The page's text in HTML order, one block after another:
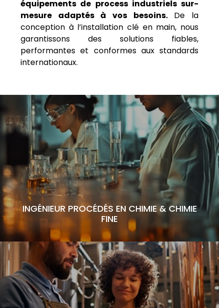
équipements de process industriels sur-
mesure adaptés à vos besoins.De la
conception à l’installation clé en main, nous
garantissons des solutions fiables,
performantes et conformes aux standards
internationaux.
INGÉNIEUR PROCÉDÉS EN CHIMIE & CHIMIE
FINE